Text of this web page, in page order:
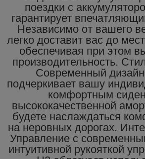
поездки с
гарантирует
Независимо от вашего
легко доставит вас до
обеспечивая при этом
производительность.
Современный
подчеркивает вашу
комфортным
высококачественной
будете наслаждаться
на неровных дорогах.
Управление с
интуитивной рукояткой